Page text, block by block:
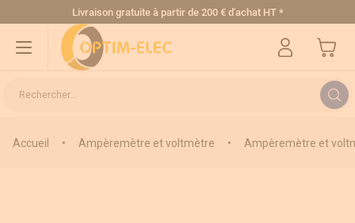
Allez au contenuLivraison gratuite à partir de 200 € d'achat HT *
Mon
Rechercher...
Accueil • Ampèremètre et voltmètre • Ampèremètre et